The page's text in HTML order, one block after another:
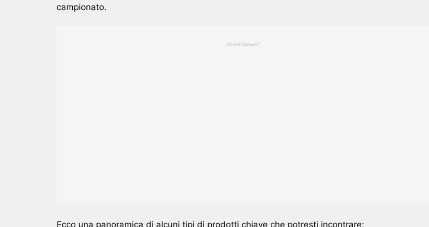
campionato.
ADVERTISEMENT
Ecco una panoramica di alcuni tipi di prodotti chiave che potresti incontrare: